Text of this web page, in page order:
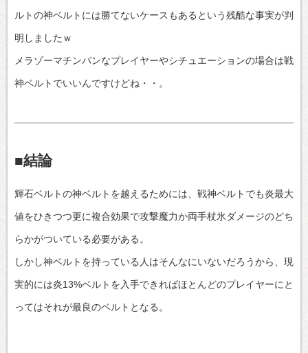
ルトの神ベルトには勝てないケースもあるという残酷な事実が判
明しましたｗ
メラゾーマチンパンなプレイヤーやシチュエーションの場合は戦
神ベルトでいいんですけどね・・。
■結論
輝石ベルトの神ベルトを越えるためには、戦神ベルトでも炎最大
値をひきつつ更に複合効果で攻撃魔力か両手杖氷ダメージのどち
らかがついている必要がある。
しかし神ベルトを持っている人はそんなにいないだろうから、現
実的には炎13%ベルトを入手できればほとんどのプレイヤーにと
ってはそれが最良のベルトとなる。